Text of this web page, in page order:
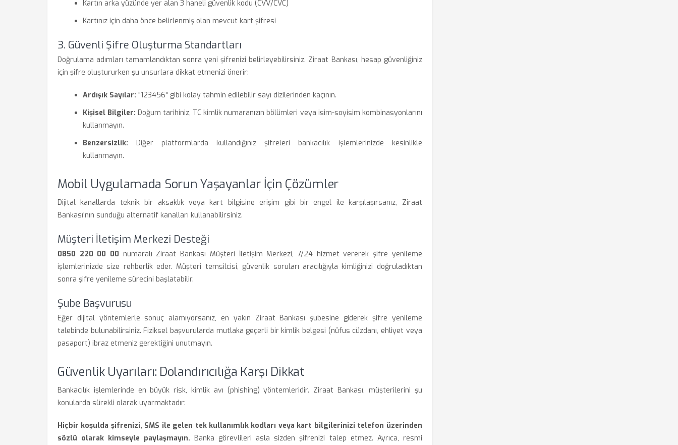
Kartın arka yüzünde yer alan 3 haneli güvenlik kodu (CVV/CVC)
Kartınız için daha önce belirlenmiş olan mevcut kart şifresi
3. Güvenli Şifre Oluşturma Standartları
Doğrulama adımları tamamlandıktan sonra yeni şifrenizi belirleyebilirsiniz. Ziraat Bankası, hesap güvenliğiniz
için şifre oluştururken şu unsurlara dikkat etmenizi önerir:
Ardışık Sayılar: "123456" gibi kolay tahmin edilebilir sayı dizilerinden kaçının.
Kişisel Bilgiler: Doğum tarihiniz, TC kimlik numaranızın bölümleri veya isim-soyisim kombinasyonlarını
kullanmayın.
Benzersizlik: Diğer platformlarda kullandığınız şifreleri bankacılık işlemlerinizde kesinlikle
kullanmayın.
Mobil Uygulamada Sorun Yaşayanlar İçin Çözümler
Dijital kanallarda teknik bir aksaklık veya kart bilgisine erişim gibi bir engel ile karşılaşırsanız, Ziraat
Bankası'nın sunduğu alternatif kanalları kullanabilirsiniz.
Müşteri İletişim Merkezi Desteği
0850 220 00 00 numaralı Ziraat Bankası Müşteri İletişim Merkezi, 7/24 hizmet vererek şifre yenileme
işlemlerinizde size rehberlik eder. Müşteri temsilcisi, güvenlik soruları aracılığıyla kimliğinizi doğruladıktan
sonra şifre yenileme sürecini başlatabilir.
Şube Başvurusu
Eğer dijital yöntemlerle sonuç alamıyorsanız, en yakın Ziraat Bankası şubesine giderek şifre yenileme
talebinde bulunabilirsiniz. Fiziksel başvurularda mutlaka geçerli bir kimlik belgesi (nüfus cüzdanı, ehliyet veya
pasaport) ibraz etmeniz gerektiğini unutmayın.
Güvenlik Uyarıları: Dolandırıcılığa Karşı Dikkat
Bankacılık işlemlerinde en büyük risk, kimlik avı (phishing) yöntemleridir. Ziraat Bankası, müşterilerini şu
konularda sürekli olarak uyarmaktadır:
Hiçbir koşulda şifrenizi, SMS ile gelen tek kullanımlık kodları veya kart bilgilerinizi telefon üzerinden
sözlü olarak kimseyle paylaşmayın. Banka görevlileri asla sizden şifrenizi talep etmez. Ayrıca, resmi